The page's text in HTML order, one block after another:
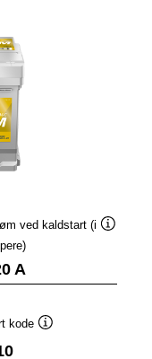
ved kaldstart (i
A
kode